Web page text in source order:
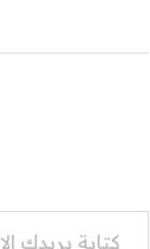
كتابة بريدك الإلكتروني...